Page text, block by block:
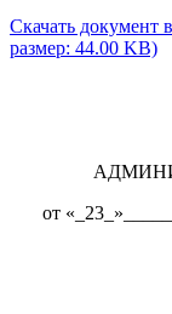
Скачать документ
размер: 44.00 KB)
от